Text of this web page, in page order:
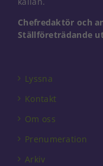
Chefredaktör och
Ställföreträdande
Lyssna
Kontakt
Om oss
Prenumeration
Arkiv